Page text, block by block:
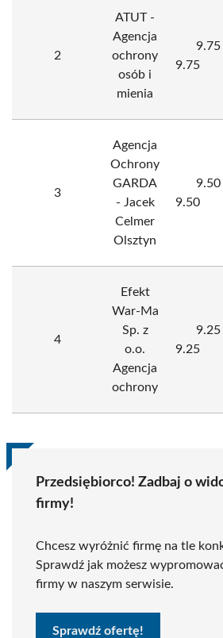
2
ATUT -
Agencja
ochrony
osób i
mienia
9.75
9.75
3
Agencja
Ochrony
GARDA
- Jacek
Celmer
Olsztyn
9.50
9.50
4
Efekt
War-Ma
Sp. z
o.o.
Agencja
ochrony
9.25
9.25
Przedsiębiorco! Zadbaj o
firmy!
Chcesz wyróżnić firmę na tle
Sprawdź jak możesz
firmy w naszym serwisie.
Sprawdź ofertę!